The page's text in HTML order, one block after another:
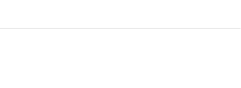
ວະທູດສະຫວັນ? ບໍ່ພຽງແຕ່ມັນທໍລະຍົດຕໍ່ພຣະອົງ ແຕ່ ມັນຍັງໄດ້ນໍາພາພວກ
ມະນຸດເພື່ອເຮັດໃຫ້ມະນຸດເສື່ອມຊາມ; ແຕ່ຈົນເຖິງທຸກມື້ນີ້, ພຣະອົງກໍຍັງບໍ່
ຫ້ສໍາເລັດ”. ຄໍາເວົ້າເຫຼົ່ານັ້ນຖືກຕ້ອງບໍ? ເມື່ອເຈົ້າຄິດແບບນັ້ນ, ເຈົ້າບໍ່ໄດ້ນໍາ
ນຍັງໄດ້ເວົ້າວ່າ: “ຖ້າຊາຕານບໍ່ໄດ້ເຮັດໃຫ້ມວນມະນຸດເສື່ອມຊາມຈົນຮອດ
ມະນຸດແບບນີ້. ໃນກໍລະນີນີ້, ສະຕິປັນຍາ ແລະ ລິດທານຸພາບຂອງພຣະເຈົ້າ